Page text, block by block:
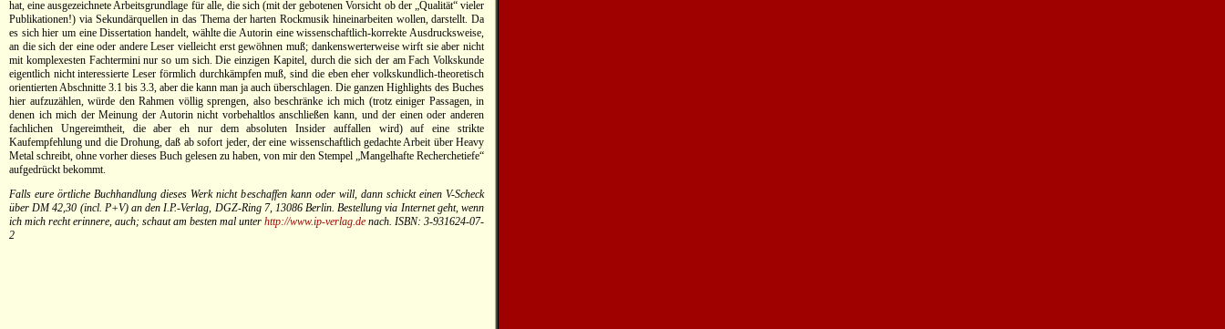
hat, eine ausgezeichnete Arbeitsgrundlage für alle, die sich (mit der gebotenen Vorsicht ob der „Qualität“ vieler
Publikationen!) via Sekundärquellen in das Thema der harten Rockmusik hineinarbeiten wollen, darstellt. Da
es sich hier um eine Dissertation handelt, wählte die Autorin eine wissenschaftlich-korrekte Ausdrucksweise,
an die sich der eine oder andere Leser vielleicht erst gewöhnen muß; dankenswerterweise wirft sie aber nicht
mit komplexesten Fachtermini nur so um sich. Die einzigen Kapitel, durch die sich der am Fach Volkskunde
eigentlich nicht interessierte Leser förmlich durchkämpfen muß, sind die eben eher volkskundlich-theoretisch
orientierten Abschnitte 3.1 bis 3.3, aber die kann man ja auch überschlagen. Die ganzen Highlights des Buches
hier aufzuzählen, würde den Rahmen völlig sprengen, also beschränke ich mich (trotz einiger Passagen, in
denen ich mich der Meinung der Autorin nicht vorbehaltlos anschließen kann, und der einen oder anderen
fachlichen Ungereimtheit, die aber eh nur dem absoluten Insider auffallen wird) auf eine strikte
Kaufempfehlung und die Drohung, daß ab sofort jeder, der eine wissenschaftlich gedachte Arbeit über Heavy
Metal schreibt, ohne vorher dieses Buch gelesen zu haben, von mir den Stempel „Mangelhafte Recherchetiefe“
aufgedrückt bekommt.
Falls eure örtliche Buchhandlung dieses Werk nicht beschaffen kann oder will, dann schickt einen V-Scheck
über DM 42,30 (incl. P+V) an den I.P.-Verlag, DGZ-Ring 7, 13086 Berlin. Bestellung via Internet geht, wenn
ich mich recht erinnere, auch; schaut am besten mal unter http://www.ip-verlag.de nach. ISBN: 3-931624-07-
2